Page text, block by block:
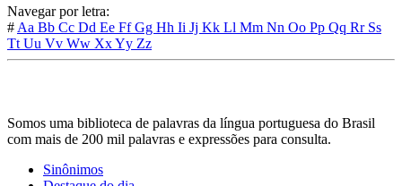
Navegar por letra:
# Aa Bb Cc Dd Ee FfGg Hh Ii Jj Kk Ll Mm Nn Oo Pp Qq Rr Ss
Tt Uu Vv Ww XxYy Zz
Somos uma biblioteca de palavras da língua portuguesa do Brasil
com mais de 200 mil palavras e expressões para consulta.
Sinônimos